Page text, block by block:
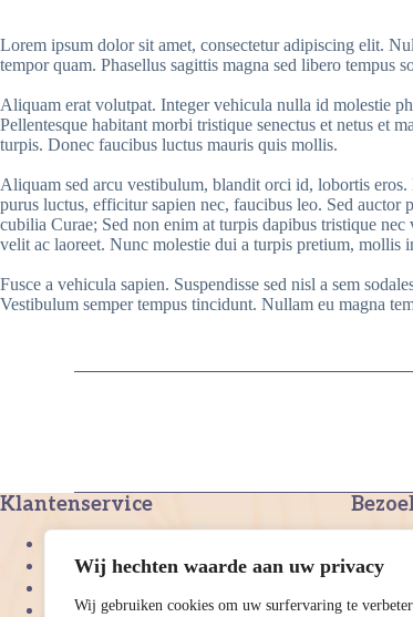
Wij hechten waarde aan uw privacy
Wij gebruiken cookies om uw surfervaring te
Lorem ipsum dolor sit amet, consectetur adipiscing elit.
tempor quam. Phasellus sagittis magna sed libero tempus
Aliquam erat volutpat. Integer vehicula nulla id molestie
Pellentesque habitant morbi tristique senectus et netus et
turpis. Donec faucibus luctus mauris quis mollis.
Aliquam sed arcu vestibulum, blandit orci id, lobortis
purus luctus, efficitur sapien nec, faucibus leo. Sed
cubilia Curae; Sed non enim at turpis dapibus tristique
velit ac laoreet. Nunc molestie dui a turpis pretium, mollis
Fusce a vehicula sapien. Suspendisse sed nisl a sem
Vestibulum semper tempus tincidunt. Nullam eu magna
Klantenservice
Algemene voorwaarden
Copyright
2391NG